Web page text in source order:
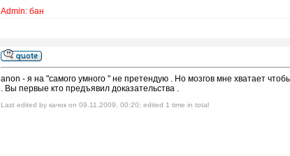
Admin: бан
anon - я на "самого умного " не претендую . Но мозгов мне хватает
. Вы первые кто предъявил доказательства .
Last edited by качок on 09.11.2009, 00:20; edited 1 time in total